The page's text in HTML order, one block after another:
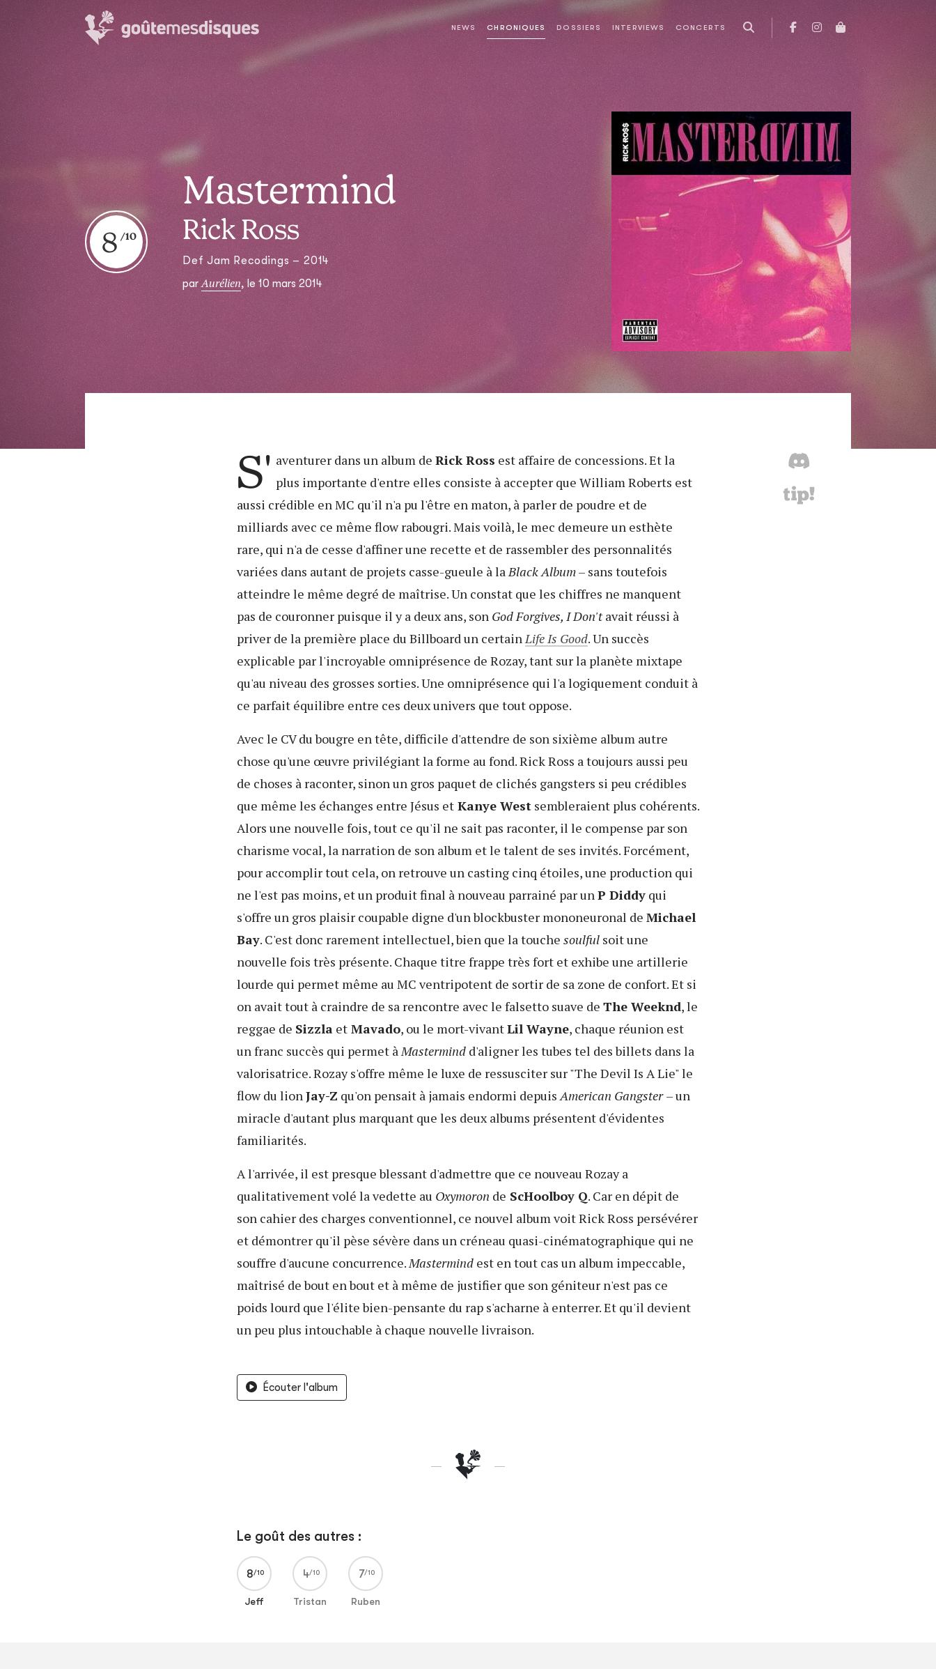
NEWS CHRONIQUES DOSSIERS INTERVIEWS CONCERTS
Mastermind
Rick Ross
Def Jam Recodings – 2014
parAurélien, le 10 mars 2014
8
S' aventurer dans un album deRick Ross est affaire de concessions. Et la
plus importante d'entre elles consiste à accepter que William Roberts est
aussi crédible en MC qu'il n'a pu l'être en maton, à parler de poudre et de
milliards avec ce même flow rabougri. Mais voilà, le mec demeure un esthète
rare, qui n'a de cesse d'affiner une recette et de rassembler des personnalités
variées dans autant de projets casse-gueule à la Black Album– sans toutefois
atteindre le même degré de maîtrise. Un constat que les chiffres ne manquent
pas de couronner puisque il y a deux ans, son God Forgives, I Don'tavait réussi à
priver de la première place du Billboard un certain Life Is Good. Un succès
explicable par l'incroyable omniprésence de Rozay, tant sur la planète mixtape
qu'au niveau des grosses sorties. Une omniprésence qui l'a logiquement conduit à
ce parfait équilibre entre ces deux univers que tout oppose.
Avec le CV du bougre en tête, difficile d'attendre de son sixième album autre
chose qu'une œuvre privilégiant la forme au fond. Rick Ross a toujours aussi peu
de choses à raconter, sinon un gros paquet de clichés gangsters si peu crédibles
que même les échanges entre Jésus et Kanye West sembleraient plus cohérents.
Alors une nouvelle fois, tout ce qu'il ne sait pas raconter, il le compense par son
charisme vocal, la narration de son album et le talent de ses invités. Forcément,
pour accomplir tout cela, on retrouve un casting cinq étoiles, une production qui
ne l'est pas moins, et un produit final à nouveau parrainé par un P Diddy qui
s'offre un gros plaisir coupable digne d'un blockbuster mononeuronal de Michael
Bay. C'est donc rarement intellectuel, bien que la touche soulful soit une
nouvelle fois très présente. Chaque titre frappe très fort et exhibe une artillerie
lourde qui permet même au MC ventripotent de sortir de sa zone de confort. Et si
on avait tout à craindre de sa rencontre avec le falsetto suave de The Weeknd, le
reggae de Sizzla et Mavado, ou le mort-vivantLil Wayne, chaque réunion est
un franc succès qui permet à Mastermind d'aligner les tubes tel des billets dans la
valorisatrice. Rozay s'offre même le luxe de ressusciter sur "The Devil Is A Lie" le
flow du lion Jay-Z qu'on pensait à jamais endormi depuis American Gangster– un
miracle d'autant plus marquant que les deux albums présentent d'évidentes
familiarités.
A l'arrivée, il est presque blessant d'admettre que ce nouveau Rozay a
qualitativement volé la vedette au Oxymoron de ScHoolboy Q. Car en dépit de
son cahier des charges conventionnel, ce nouvel album voit Rick Ross persévérer
et démontrer qu'il pèse sévère dans un créneau quasi-cinématographique qui ne
souffre d'aucune concurrence. Mastermind est en tout cas un album impeccable,
maîtrisé de bout en bout et à même de justifier que son géniteur n'est pas ce
poids lourd que l'élite bien-pensante du rap s'acharne à enterrer. Et qu'il devient
un peu plus intouchable à chaque nouvelle livraison.
Écouter l'album
Le goût des autres :
8
Jeff
4
Tristan
7
Ruben